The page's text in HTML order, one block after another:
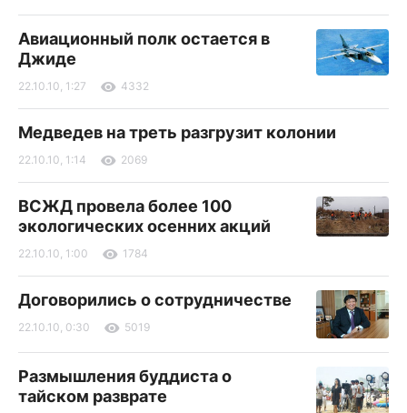
Авиационный полк остается в
Джиде
22.10.10, 1:27 4332
Медведев на треть разгрузит колонии
22.10.10, 1:14 2069
ВСЖД провела более 100
экологических осенних акций
22.10.10, 1:00 1784
Договорились о сотрудничестве
22.10.10, 0:30 5019
Размышления буддиста о
тайском разврате